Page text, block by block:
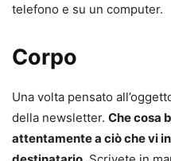
telefono e su un computer.
Corpo
Una volta pensato
della newsletter. Che cosa
attentamente a ciò che vi